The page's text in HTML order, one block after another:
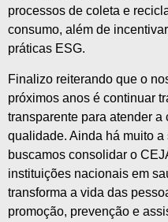
processos de coleta e
consumo, além de
práticas ESG.
Finalizo reiterando que o
próximos anos é continuar
transparente para atender
qualidade. Ainda há muito a
buscamos consolidar o
instituições nacionais em
transforma a vida das
promoção, prevenção e